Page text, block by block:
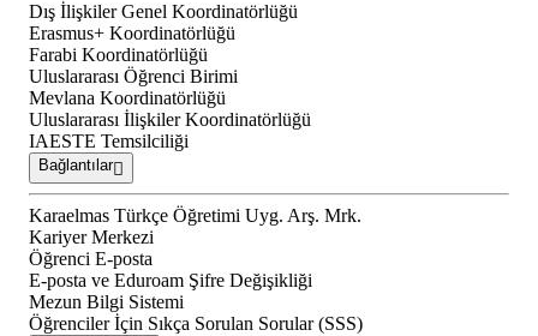
Dış İlişkiler Genel Koordinatörlüğü
Erasmus+ Koordinatörlüğü
Farabi Koordinatörlüğü
Uluslararası Öğrenci Birimi
Mevlana Koordinatörlüğü
Uluslararası İlişkiler Koordinatörlüğü
IAESTE Temsilciliği
Bağlantılar
Karaelmas Türkçe Öğretimi Uyg. Arş. Mrk.
Kariyer Merkezi
Öğrenci E-posta
E-posta ve Eduroam Şifre Değişikliği
Mezun Bilgi Sistemi
Öğrenciler İçin Sıkça Sorulan Sorular (SSS)